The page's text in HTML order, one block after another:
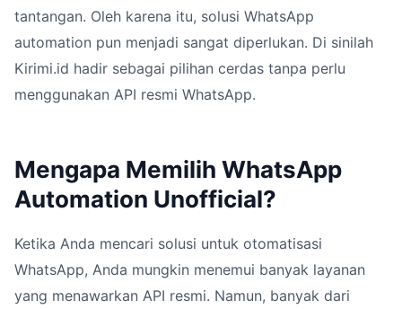
tantangan. Oleh karena itu, solusi WhatsApp
automation pun menjadi sangat diperlukan. Di sinilah
Kirimi.id hadir sebagai pilihan cerdas tanpa perlu
menggunakan API resmi WhatsApp.
Mengapa Memilih WhatsApp
Automation Unofficial?
Ketika Anda mencari solusi untuk otomatisasi
WhatsApp, Anda mungkin menemui banyak layanan
yang menawarkan API resmi. Namun, banyak dari